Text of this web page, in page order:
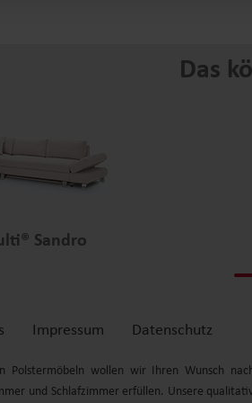
Das
Sandro
Impressum Datenschutz
Polstermöbeln wollen wir Ihren Wunsch
und Schlafzimmer erfüllen. Unsere